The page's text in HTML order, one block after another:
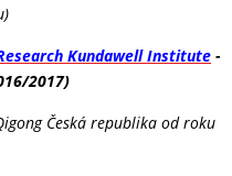
Kundawell Institute -
2017)
Česká republika od roku